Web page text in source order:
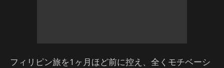
フィリピン旅を1ヶ月ほど前に控え、全くモチベーシ